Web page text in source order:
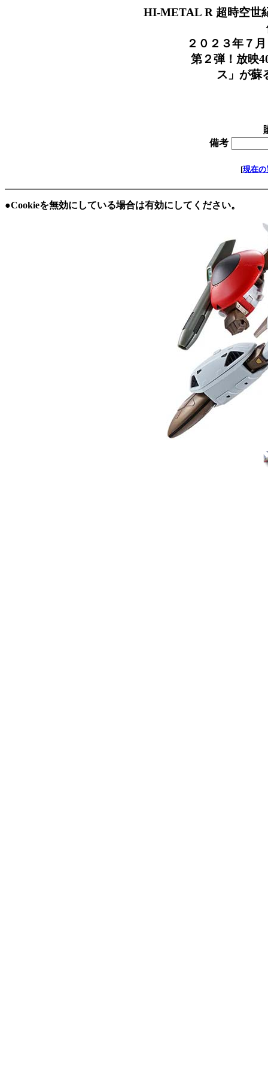
HI-METAL R 超時空世
価格
２０２３年７月
第２弾！放映40
ス」が蘇る
備考
[現在の
●Cookieを無効にしている場合は有効にしてください。